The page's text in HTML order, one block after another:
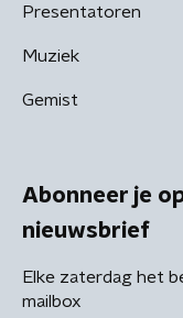
Presentatoren
Muziek
Gemist
Abonneer je
nieuwsbrief
Elke zaterdag het
mailbox